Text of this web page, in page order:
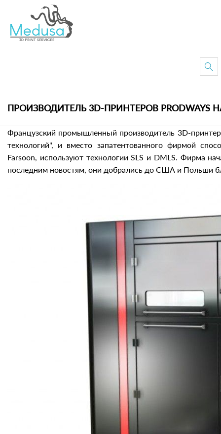
ПРОИЗВОДИТЕЛЬ 3D-ПРИНТЕРОВ
Французский промышленный производитель 3D-
технологий", и вместо запатентованного фирмой
Farsoon, используют технологии SLS и DMLS. Фирма
последним новостям, они добрались до США и Польши